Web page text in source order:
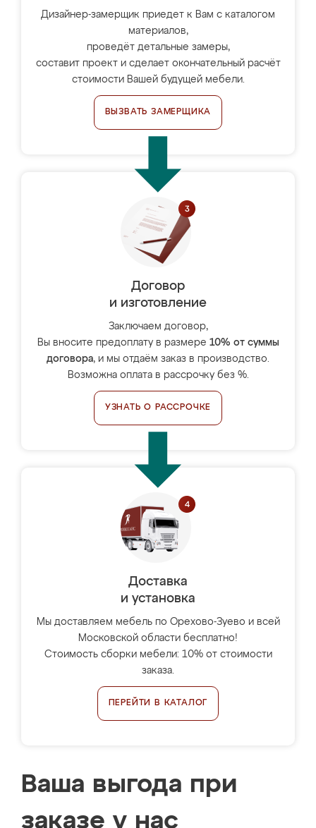
Дизайнер-замерщик приедет к Вам с каталогом
материалов,
проведёт детальные замеры,
составит проект и сделает окончательный расчёт
стоимости Вашей будущей мебели.
ВЫЗВАТЬ ЗАМЕРЩИКА
Договор
и изготовление
Заключаем договор,
Вы вносите предоплату в размере 10% от суммы
договора, и мы отдаём заказ в производство.
Возможна оплата в рассрочку без %.
УЗНАТЬ О РАССРОЧКЕ
Доставка
и установка
Мы доставляем мебель по Орехово-Зуево и всей
Московской области бесплатно!
Стоимость сборки мебели: 10% от стоимости
заказа.
ПЕРЕЙТИ В КАТАЛОГ
Ваша выгода при
заказе у нас